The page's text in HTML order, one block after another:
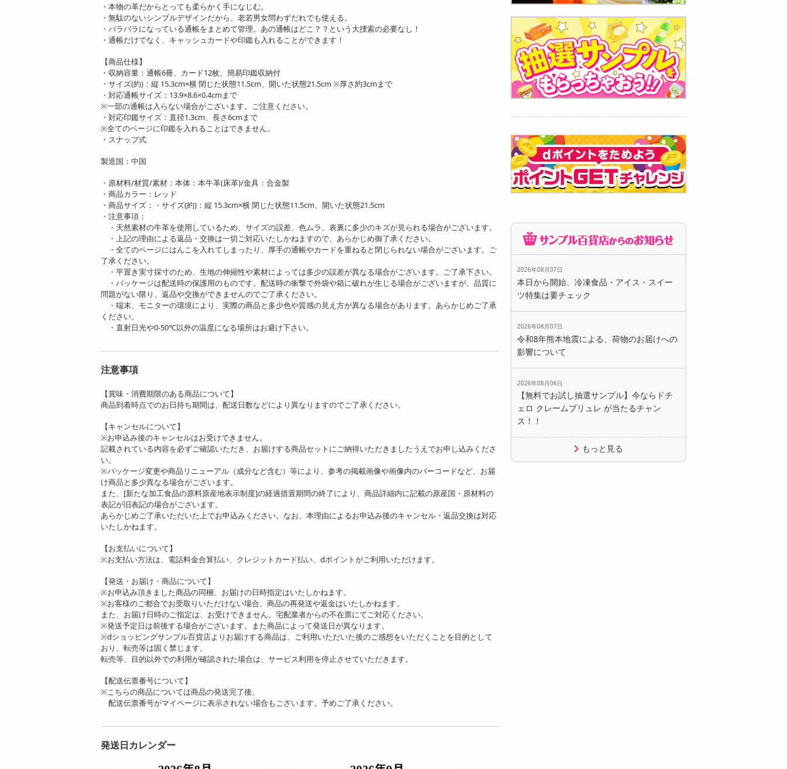
・本物の革だからとっても柔らかく手になじむ。
・無駄のないシンプルデザインだから、老若男女問わずだれでも使える。
・バラバラになっている通帳をまとめて管理。あの通帳はどこ？？という大捜索の必要なし！
・通帳だけでなく、キャッシュカードや印鑑も入れることができます！
【商品仕様】
・収納容量：通帳6冊、カード12枚、簡易印鑑収納付
・サイズ(約)：縦 15.3cm×横 閉じた状態11.5cm、開いた状態21.5cm ※厚さ約3cmまで
・対応通帳サイズ：13.9×8.6×0.4cmまで
※一部の通帳は入らない場合がございます。ご注意ください。
・対応印鑑サイズ：直径1.3cm、長さ6cmまで
※全てのページに印鑑を入れることはできません。
・スナップ式
製造国：中国
・原材料/材質/素材：本体：本牛革(床革)/金具：合金製
・商品カラー：レッド
・商品サイズ：・サイズ(約)：縦 15.3cm×横 閉じた状態11.5cm、開いた状態21.5cm
・注意事項：
・天然素材の牛革を使用しているため、サイズの誤差、色ムラ、表裏に多少のキズが見られる場合がございます。
・上記の理由による返品・交換は一切ご対応いたしかねますので、あらかじめ御了承ください。
・全てのページにはんこを入れてしまったり、厚手の通帳やカードを重ねると閉じられない場合がございます。ご
了承ください。
・平置き実寸採寸のため、生地の伸縮性や素材によっては多少の誤差が異なる場合がございます。ご了承下さい。
・パッケージは配送時の保護用のものです。配送時の衝撃で外袋や箱に破れが生じる場合がございますが、品質に
問題がない限り、返品や交換ができませんのでご了承ください。
・端末、モニターの環境により、実際の商品と多少色や質感の見え方が異なる場合があります。あらかじめご了承
ください。
・直射日光や0-50℃以外の温度になる場所はお避け下さい。
注意事項
【賞味・消費期限のある商品について】
商品到着時点でのお日持ち期間は、配送日数などにより異なりますのでご了承ください。
【キャンセルについて】
※お申込み後のキャンセルはお受けできません。
記載されている内容を必ずご確認いただき、お届けする商品セットにご納得いただきましたうえでお申し込みくださ
い。
※パッケージ変更や商品リニューアル（成分など含む）等により、参考の掲載画像や画像内のバーコードなど、お届
け商品と多少異なる場合がございます。
また、[新たな加工食品の原料原産地表示制度]の経過措置期間の終了により、商品詳細内に記載の原産国・原材料の
表記が旧表記の場合がございます。
あらかじめご了承いただいた上でお申込みください。なお、本理由によるお申込み後のキャンセル・返品交換は対応
いたしかねます。
【お支払いについて】
※お支払い方法は、電話料金合算払い、クレジットカード払い、dポイントがご利用いただけます。
【発送・お届け・商品について】
※お申込み頂きました商品の同梱、お届けの日時指定はいたしかねます。
※お客様のご都合でお受取りいただけない場合、商品の再発送や返金はいたしかねます。
また、お届け日時のご指定は、お受けできません。宅配業者からの不在票にてご対応ください。
※発送予定日は前後する場合がございます。また商品によって発送日が異なります。
※dショッピングサンプル百貨店よりお届けする商品は、ご利用いただいた後のご感想をいただくことを目的として
おり、転売等は固く禁じます。
転売等、目的以外での利用が確認された場合は、サービス利用を停止させていただきます。
【配送伝票番号について】
※こちらの商品については商品の発送完了後、
配送伝票番号がマイページに表示されない場合もございます。予めご了承ください。
発送日カレンダー
2026年08月07日
本日から開始、冷凍食品・アイス・スイー
ツ特集は要チェック
2026年08月07日
令和8年熊本地震による、荷物のお届けへの
影響について
2026年08月06日
【無料でお試し抽選サンプル】今ならドチ
ェロ クレームブリュレ が当たるチャン
ス！！
もっと見る